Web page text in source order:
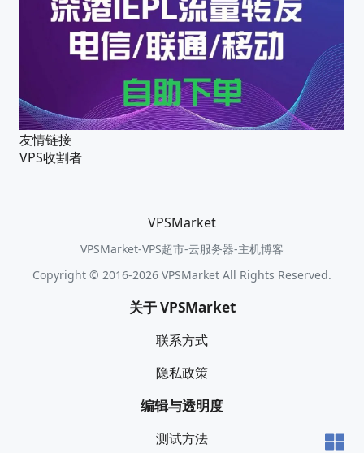
友情链接
VPS收割者
VPSMarket
VPSMarket-VPS超市-云服务器-主机博客
Copyright © 2016-2026 VPSMarket All Rights Reserved.
关于 VPSMarket
联系方式
隐私政策
编辑与透明度
测试方法